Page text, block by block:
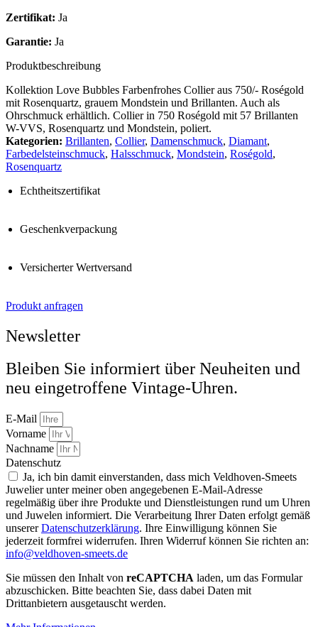
Zertifikat: Ja
Garantie: Ja
Produktbeschreibung
Kollektion Love Bubbles Farbenfrohes Collier aus 750/- Roségold
mit Rosenquartz, grauem Mondstein und Brillanten. Auch als
Ohrschmuck erhältlich. Collier in 750 Roségold mit 57 Brillanten
W-VVS, Rosenquartz und Mondstein, poliert.
Kategorien: Brillanten, Collier, Damenschmuck, Diamant,
Farbedelsteinschmuck, Halsschmuck, Mondstein, Roségold,
Rosenquartz
Echtheitszertifikat
Geschenkverpackung
Versicherter Wertversand
Produkt anfragen
Newsletter
Bleiben Sie informiert über Neuheiten und
neu eingetroffene Vintage-Uhren.
E-Mail
Vorname
Nachname
Datenschutz
Ja, ich bin damit einverstanden, dass mich Veldhoven-Smeets
Juwelier unter meiner oben angegebenen E-Mail-Adresse
regelmäßig über ihre Produkte und Dienstleistungen rund um Uhren
und Juwelen informiert. Die Verarbeitung Ihrer Daten erfolgt gemäß
unsererDatenschutzerklärung. Ihre Einwilligung können Sie
jederzeit formfrei widerrufen. Ihren Widerruf können Sie richten an:
info@veldhoven-smeets.de
Sie müssen den Inhalt von reCAPTCHA laden, um das Formular
abzuschicken. Bitte beachten Sie, dass dabei Daten mit
Drittanbietern ausgetauscht werden.